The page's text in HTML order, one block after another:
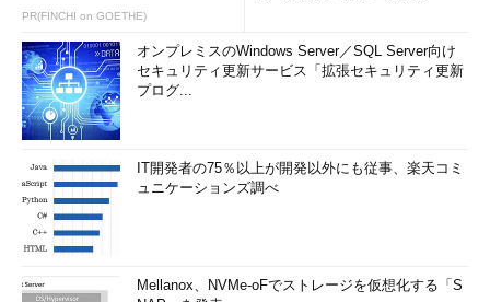
PR(FINCHI on GOETHE)
オンプレミスのWindows Server／SQL Server向け
セキュリティ更新サービス「拡張セキュリティ更新
プログ...
IT開発者の75％以上が開発以外にも従事、楽天コミ
ュニケーションズ調べ
Mellanox、NVMe-oFでストレージを仮想化する「S